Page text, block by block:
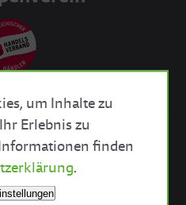
Bar
um Inhalte zu
Erlebnis zu
finden
.